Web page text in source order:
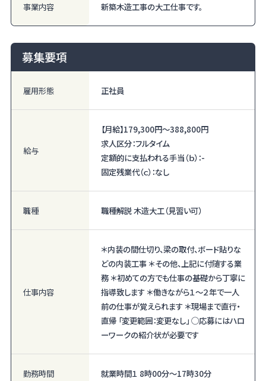
事業内容 新築木造工事の大工仕事です。
募集要項
雇用形態 正社員
給与
【月給】179,300円〜388,800円
求人区分：フルタイム
定額的に支払われる手当（ｂ）：-
固定残業代（ｃ）：なし
職種 職種解説 木造大工（見習い可）
仕事内容
＊内装の間仕切り、梁の取付、ボード貼りな
どの内装工事 ＊その他、上記に付随する業
務 ＊初めての方でも仕事の基礎から丁寧に
指導致します ＊働きながら１～２年で一人
前の仕事が覚えられます ＊現場まで直行・
直帰 「変更範囲：変更なし」 ◯応募にはハロ
ーワークの紹介状が必要です
勤務時間 就業時間１ 8時00分〜17時30分